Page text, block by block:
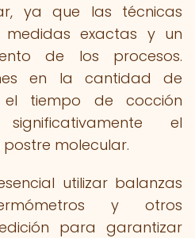
ya que las técnicas
medidas exactas y un
de los procesos.
en la cantidad de
tiempo de cocción
el
molecular.
utilizar balanzas
y otros
para garantizar